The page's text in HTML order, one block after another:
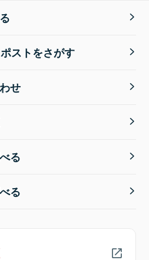
ストをさがす
せ
る
る